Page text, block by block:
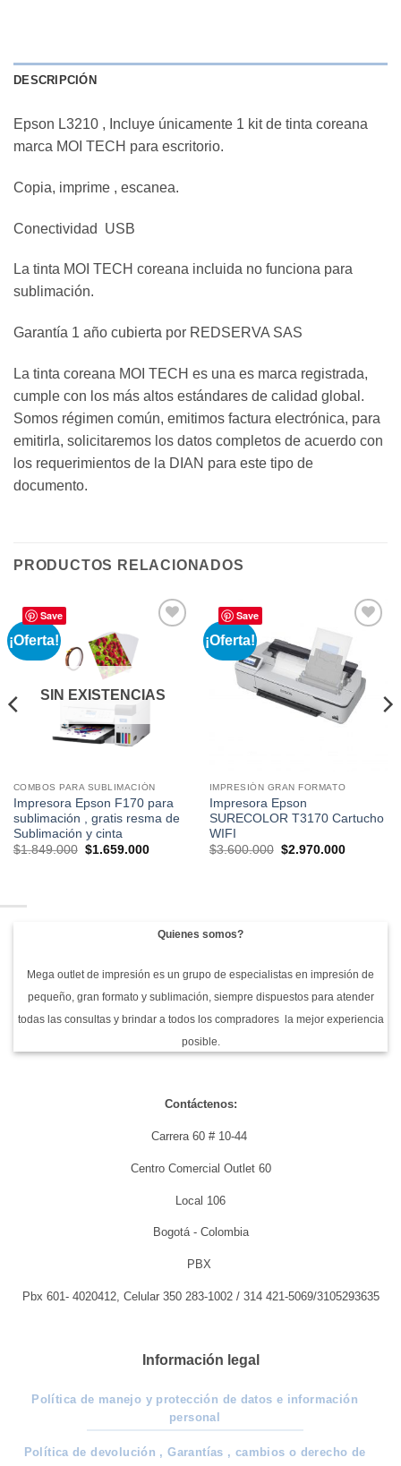
DESCRIPCIÓN
Epson L3210 , Incluye únicamente 1 kit de tinta coreana
marca MOI TECH para escritorio.
Copia, imprime , escanea.
Conectividad USB
La tinta MOI TECH coreana incluida no funciona para
sublimación.
Garantía 1 año cubierta por REDSERVA SAS
La tinta coreana MOI TECH es una es marca registrada,
cumple con los más altos estándares de calidad global.
Somos régimen común, emitimos factura electrónica, para
emitirla, solicitaremos los datos completos de acuerdo con
los requerimientos de la DIAN para este tipo de
documento.
PRODUCTOS RELACIONADOS
Save
¡Oferta!
SIN EXISTENCIAS
COMBOS PARA SUBLIMACIÓN
Impresora Epson F170 para
sublimación , gratis resma de
Sublimación y cinta
$1.849.000 El
$1.659.000El
Save
¡Oferta!
lista de
deseos
IMPRESIÓN GRAN FORMATO
Impresora Epson
SURECOLOR T3170 Cartucho
WIFI
$3.600.000 El
$2.970.000El
Quienes somos?
Mega outlet de impresión es un grupo de especialistas en impresión de
pequeño, gran formato y sublimación, siempre dispuestos para atender
todas las consultas y brindar a todos los compradores la mejor experiencia
posible.
Contáctenos:
Carrera 60 # 10-44
Centro Comercial Outlet 60
Local 106
Bogotá - Colombia
PBX
Pbx 601- 4020412, Celular 350 283-1002 / 314 421-5069/3105293635
Información legal
Política de manejo y protección de datos e información
personal
Política de devolución , Garantías , cambios o derecho de